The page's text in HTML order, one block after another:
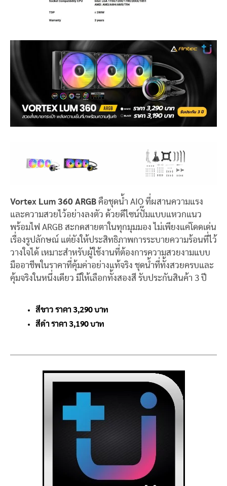
Vortex Lum 360 ARGB คือชุดน้ำ AIO ที่ผสานความแรง
และความสวยไว้อย่างลงตัว ด้วยดีไซน์ปั๊มแบบแหวกแนว
พร้อมไฟ ARGB สะกดสายตาในทุกมุมมอง ไม่เพียงแค่โดดเด่น
เรื่องรูปลักษณ์ แต่ยังให้ประสิทธิภาพการระบายความร้อนที่ไว้
วางใจได้ เหมาะสำหรับผู้ใช้งานที่ต้องการความสวยงามแบบ
มืออาชีพในราคาที่คุ้มค่าอย่างแท้จริง ชุดน้ำที่ทั้งสวยครบและ
คุ้มจริงในหนึ่งเดียว มีให้เลือกทั้งสองสี รับประกันสินค้า 3 ปี
สีขาว ราคา 3,290 บาท
สีดำ ราคา 3,190 บาท